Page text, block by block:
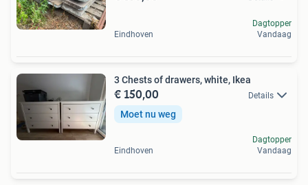
Eindhoven
Dagtopper
Vandaag
3 Chests of drawers, white, Ikea
€ 150,00 Details
Moet nu weg
Eindhoven
Dagtopper
Vandaag